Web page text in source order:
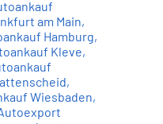
am Main,
Hamburg,
Kleve,
,
Wiesbaden,